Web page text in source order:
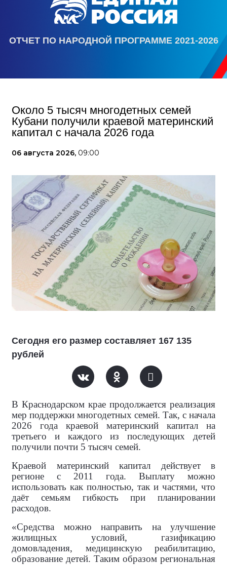
ОТЧЕТ ПО НАРОДНОЙ ПРОГРАММЕ 2021-2026
Около 5 тысяч многодетных семей
Кубани получили краевой материнский
капитал с начала 2026 года
06 августа 2026, 09:00
Сегодня его размер составляет 167 135
рублей
В Краснодарском крае продолжается реализация
мер поддержки многодетных семей. Так, с начала
2026 года краевой материнский капитал на
третьего и каждого из последующих детей
получили почти 5 тысяч семей.
Краевой материнский капитал действует в
регионе с 2011 года. Выплату можно
использовать как полностью, так и частями, что
даёт семьям гибкость при планировании
расходов.
«Средства можно направить на улучшение
жилищных условий, газификацию
домовладения, медицинскую реабилитацию,
образование детей. Таким образом региональная